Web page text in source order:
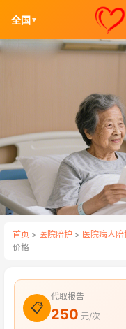
全国 ▼
首页 > 医院陪护 > 医院病人陪
价格
📋
代取报告
250 元/次